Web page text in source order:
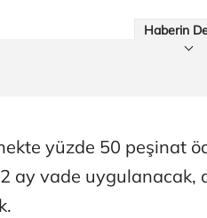
Haberin
yüzde 50 peşinat
ay vade uygulanacak,